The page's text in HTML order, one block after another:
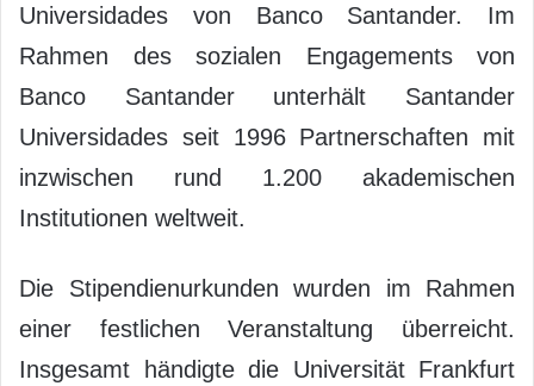
Universidades von Banco Santander. Im
Rahmen des sozialen Engagements von
Banco Santander unterhält Santander
Universidades seit 1996 Partnerschaften mit
inzwischen rund 1.200 akademischen
Institutionen weltweit.
Die Stipendienurkunden wurden im Rahmen
einer festlichen Veranstaltung überreicht.
Insgesamt händigte die Universität Frankfurt